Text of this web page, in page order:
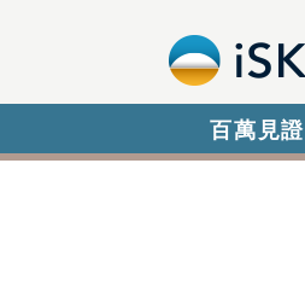
百萬見證